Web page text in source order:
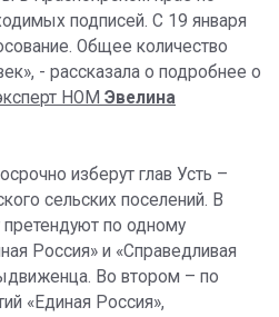
подписей. С 19 января
Общее количество
- рассказала о подробнее о
НОМ Эвелина
изберут глав Усть –
сельских поселений. В
по одному
Россия» и «Справедливая
Во втором – по
«Единая Россия»,